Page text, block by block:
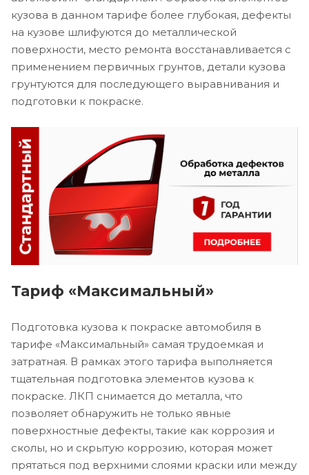
кузова в данном тарифе более глубокая, дефекты
на кузове шлифуются до металлической
поверхности, место ремонта восстанавливается с
применением первичных грунтов, детали кузова
грунтуются для последующего выравнивания и
подготовки к покраске.
Тариф «Максимальный»
Подготовка кузова к покраске автомобиля в
тарифе «Максимальный» самая трудоемкая и
затратная. В рамках этого тарифа выполняется
тщательная подготовка элементов кузова к
покраске. ЛКП снимается до металла, что
позволяет обнаружить не только явные
поверхностные дефекты, такие как коррозия и
сколы, но и скрытую коррозию, которая может
прятаться под верхними слоями краски или между